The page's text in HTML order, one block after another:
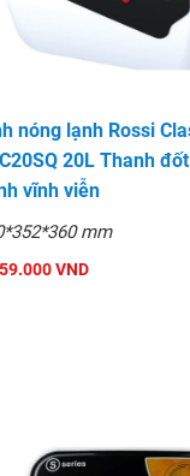
nóng lạnh Rossi
20L Thanh
vĩnh viễn
mm
VND